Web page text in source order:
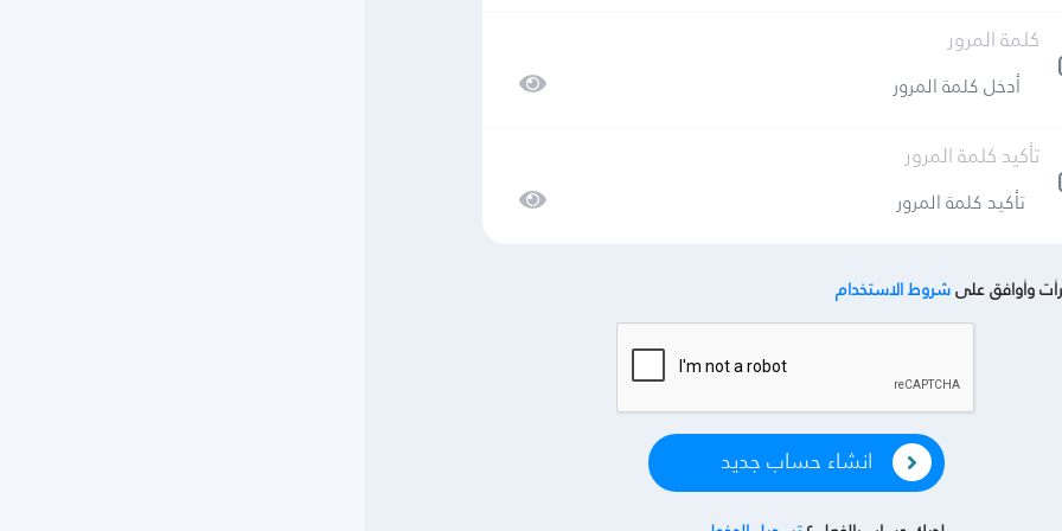
كلمة المرور
تأكيد كلمة المرور
وأوافق على شروط الاستخدام
انشاء حساب جديد